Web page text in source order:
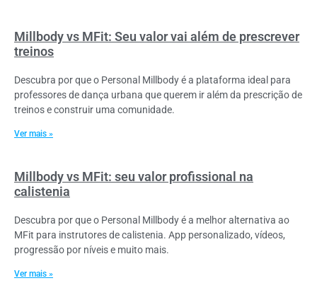
Millbody vs MFit: Seu valor vai além de prescrever
treinos
Descubra por que o Personal Millbody é a plataforma ideal para
professores de dança urbana que querem ir além da prescrição de
treinos e construir uma comunidade.
Ver mais »
Millbody vs MFit: seu valor profissional na
calistenia
Descubra por que o Personal Millbody é a melhor alternativa ao
MFit para instrutores de calistenia. App personalizado, vídeos,
progressão por níveis e muito mais.
Ver mais »